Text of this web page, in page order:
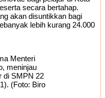
secara bertahap.
akan disuntikkan bagi
lebih kurang 24.000
Menteri
meninjau
di SMPN 22
(Foto: Biro